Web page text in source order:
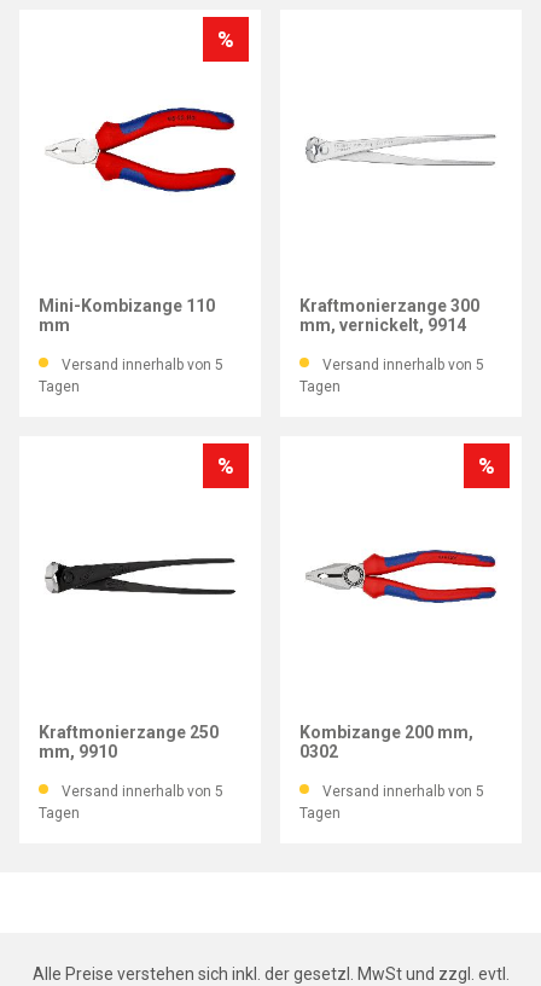
%
Mini-Kombizange 110
mm
Versand innerhalb von 5
Tagen
Kraftmonierzange 300
mm, vernickelt, 9914
Versand innerhalb von 5
Tagen
%
Kraftmonierzange 250
mm, 9910
Versand innerhalb von 5
Tagen
%
Kombizange 200 mm,
0302
Versand innerhalb von 5
Tagen
Alle Preise verstehen sich inkl. der gesetzl. MwSt und zzgl. evtl.